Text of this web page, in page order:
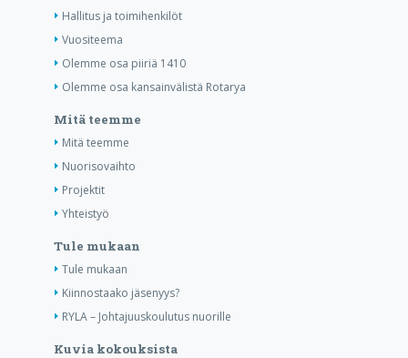
Hallitus ja toimihenkilöt
Vuositeema
Olemme osa piiriä 1410
Olemme osa kansainvälistä Rotarya
Mitä teemme
Mitä teemme
Nuorisovaihto
Projektit
Yhteistyö
Tule mukaan
Tule mukaan
Kiinnostaako jäsenyys?
RYLA – Johtajuuskoulutus nuorille
Kuvia kokouksista